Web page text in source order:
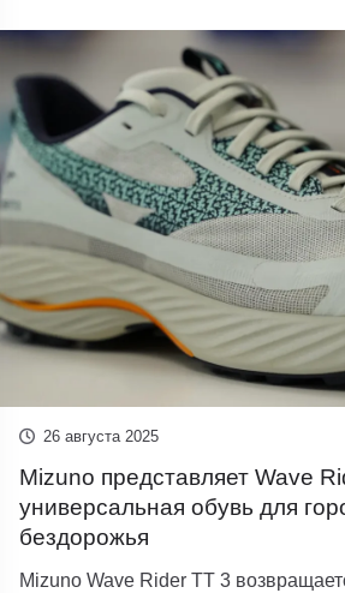
26 августа 2025
Mizuno представляет Wave
универсальная обувь для
бездорожья
Mizuno Wave Rider TT 3